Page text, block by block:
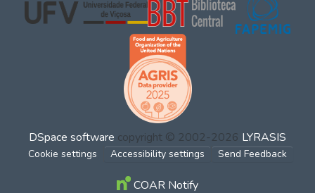
DSpace software copyright © 2002-2026 LYRASIS
Cookie settings Accessibility settings Send Feedback
COAR Notify